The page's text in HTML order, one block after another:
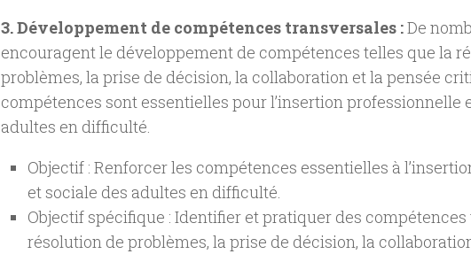
3. Développement de compétences transversales :De
encouragent le développement de compétences telles que la
problèmes, la prise de décision, la collaboration et la pensée
compétences sont essentielles pour l’insertion professionnelle
adultes en difficulté.
Objectif : Renforcer les compétences essentielles à
et sociale des adultes en difficulté.
Objectif spécifique : Identifier et pratiquer des compétences
résolution de problèmes, la prise de décision, la